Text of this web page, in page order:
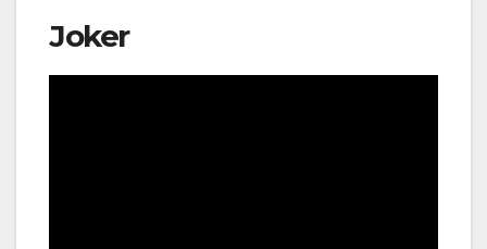
Joker